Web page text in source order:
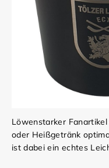
Löwenstarker
oder Heißgetränk
ist dabei ein echtes